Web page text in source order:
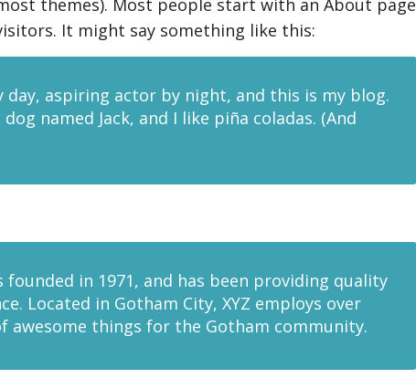
themes). Most people start with an About page
It might say something like this:
day, aspiring actor by night, and this is my blog.
named Jack, and I like piña coladas. (And
founded in 1971, and has been providing quality
Located in Gotham City, XYZ employs over
awesome things for the Gotham community.